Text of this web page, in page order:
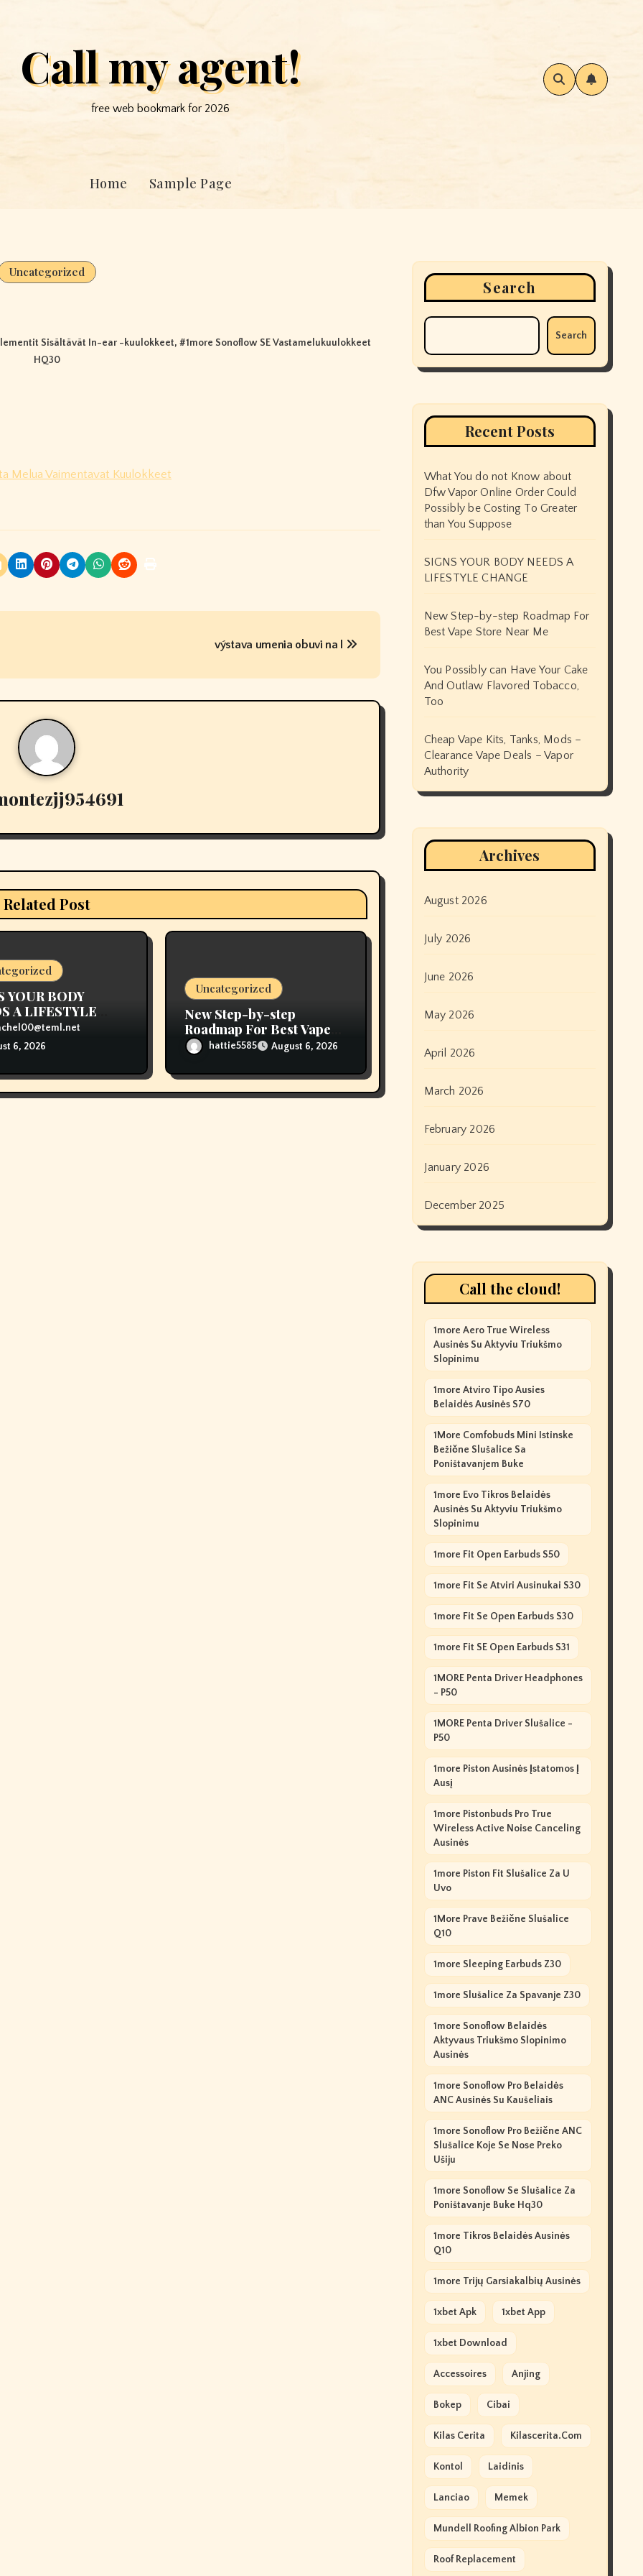
Call my agent!
free web bookmark for 2026
Home Sample Page
Uncategorized
Sisältävät In-ear -kuulokkeet, #1more Sonoflow SE Vastamelukuulokkeet
HQ30
Melua Vaimentavat Kuulokkeet
výstava umenia obuvi na l
Related Post
YOUR BODY
A LIFESTYLE
6, 2026
Uncategorized
New Step-by-step
Roadmap For Best Vape
Store Near Me
hattie5585 August 6, 2026
Search
Search
Recent Posts
What You do not Know about
Dfw Vapor Online Order Could
Possibly be Costing To Greater
than You Suppose
SIGNS YOUR BODY NEEDS A
LIFESTYLE CHANGE
New Step-by-step Roadmap For
Best Vape Store Near Me
You Possibly can Have Your Cake
And Outlaw Flavored Tobacco,
Too
Cheap Vape Kits, Tanks, Mods –
Clearance Vape Deals – Vapor
Authority
Archives
August 2026
July 2026
June 2026
May 2026
April 2026
March 2026
February 2026
January 2026
December 2025
Call the cloud!
1more Aero True Wireless
Ausinės Su Aktyviu Triukšmo
Slopinimu
1more Atviro Tipo Ausies
Belaidės Ausinės S70
1More Comfobuds Mini Istinske
Bežične Slušalice Sa
Poništavanjem Buke
1more Evo Tikros Belaidės
Ausinės Su Aktyviu Triukšmo
Slopinimu
1more Fit Open Earbuds S50
1more Fit Se Atviri Ausinukai S30
1more Fit Se Open Earbuds S30
1more Fit SE Open Earbuds S31
1MORE Penta Driver Headphones
- P50
1MORE Penta Driver Slušalice -
P50
1more Piston Ausinės Įstatomos Į
Ausį
1more Pistonbuds Pro True
Wireless Active Noise Canceling
Ausinės
1more Piston Fit Slušalice Za U
Uvo
1More Prave Bežične Slušalice
Q10
1more Sleeping Earbuds Z30
1more Slušalice Za Spavanje Z30
1more Sonoflow Belaidės
Aktyvaus Triukšmo Slopinimo
Ausinės
1more Sonoflow Pro Belaidės
ANC Ausinės Su Kaušeliais
1more Sonoflow Pro Bežične ANC
Slušalice Koje Se Nose Preko
Ušiju
1more Sonoflow Se Slušalice Za
Poništavanje Buke Hq30
1more Tikros Belaidės Ausinės
Q10
1more Trijų Garsiakalbių Ausinės
1xbet Apk 1xbet App
1xbet Download
Accessoires Anjing
Bokep Cibai
Kilas Cerita Kilascerita.com
Kontol Laidinis
Lanciao Memek
Mundell Roofing Albion Park
Roof Replacement